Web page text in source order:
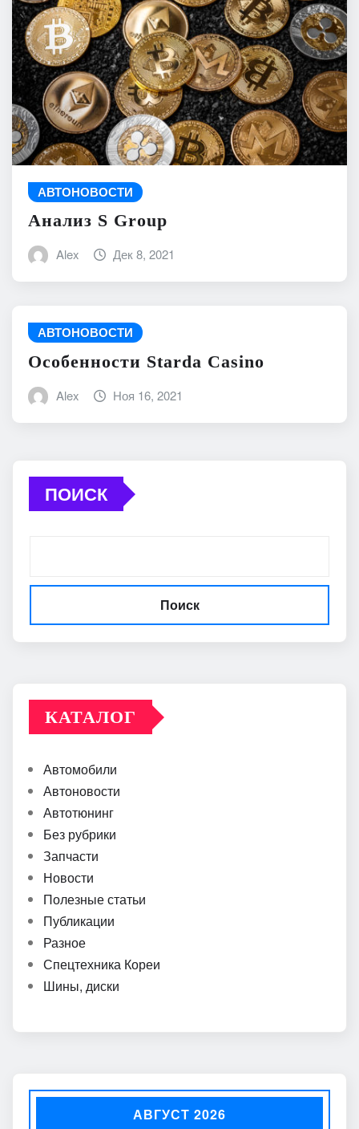
АВТОНОВОСТИ
Анализ S Group
Alex Дек 8, 2021
АВТОНОВОСТИ
Особенности Starda Сasino
Alex Ноя 16, 2021
ПОИСК
Поиск
КАТАЛОГ
Автомобили
Автоновости
Автотюнинг
Без рубрики
Запчасти
Новости
Полезные статьи
Публикации
Разное
Спецтехника Кореи
Шины, диски
АВГУСТ 2026